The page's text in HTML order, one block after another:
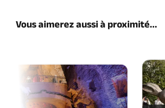
Vous aimerez aussi à proximité...